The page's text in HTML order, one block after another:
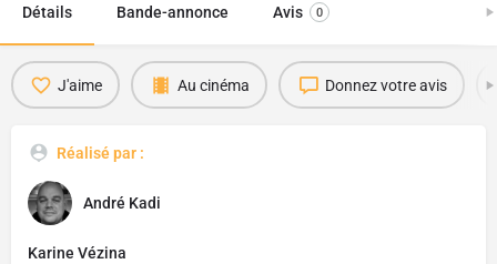
Détails Bande-annonce Avis 0
J'aime Au cinéma Donnez votre avis
Réalisé par :
André Kadi
Karine Vézina